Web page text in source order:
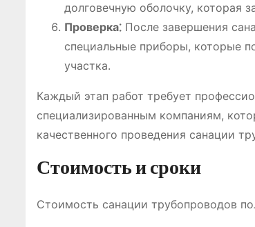
долговечную оболочку, которая
Проверка⁚ После завершения
специальные приборы, которые
участка.
Каждый этап работ требует
специализированным компаниям,
качественного проведения санации
Стоимость и сроки
Стоимость санации трубопроводов